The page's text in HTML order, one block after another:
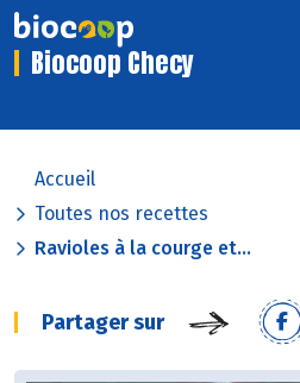
Biocoop Checy
Accueil
Toutes nos recettes
Ravioles à la courge et...
Partager sur